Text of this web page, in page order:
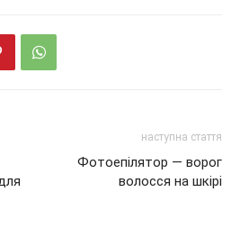
наступна стаття
Фотоепілятор — ворог
волосся на шкірі